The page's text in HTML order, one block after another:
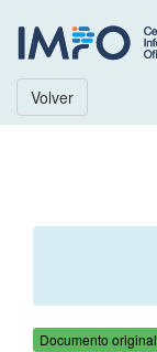
Volver
Documento original